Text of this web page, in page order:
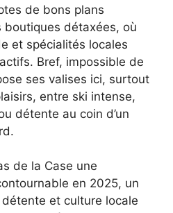
de bons plans
boutiques détaxées, où
et spécialités locales
Bref, impossible de
ses valises ici, surtout
entre ski intense,
détente au coin d’un
de la Case une
en 2025, un
et culture locale